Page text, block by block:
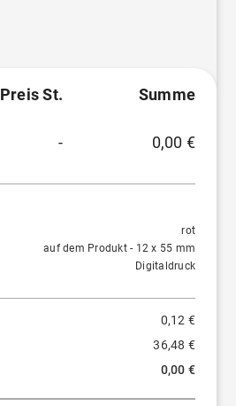
Preis St. Summe
- 0,00 €
rot
auf dem Produkt - 12 x 55 mm
Digitaldruck
0,12 €
36,48 €
0,00 €